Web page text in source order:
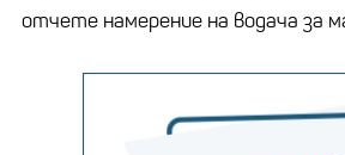
отчете намерение на водача за